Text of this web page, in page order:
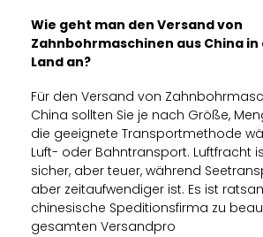
Wie geht man den Versand von
Zahnbohrmaschinen aus China in
Land an?
Für den Versand von
China sollten Sie je nach Größe,
die geeignete Transportmethode
Luft- oder Bahntransport. Luftfracht
sicher, aber teuer, während
aber zeitaufwendiger ist. Es ist
chinesische Speditionsfirma zu
gesamten Versandpro